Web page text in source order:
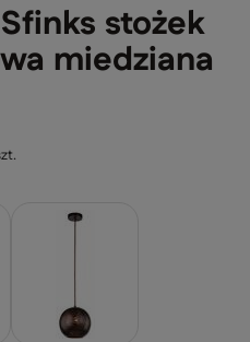
stożek
miedziana